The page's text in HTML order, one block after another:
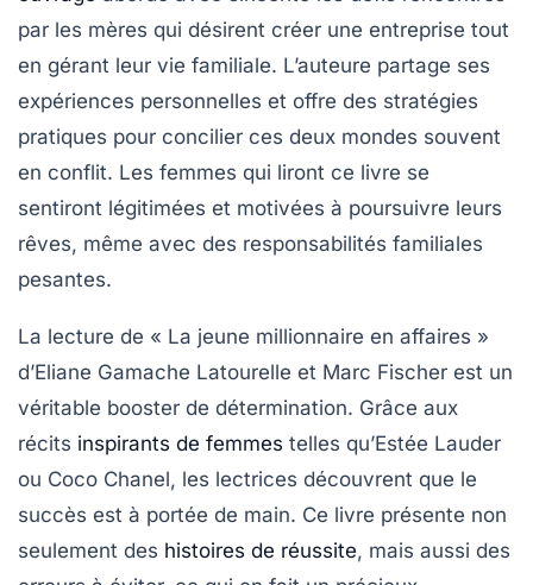
par les mères qui désirent créer une entreprise tout
en gérant leur vie familiale. L’auteure partage ses
expériences personnelles et offre des stratégies
pratiques pour concilier ces deux mondes souvent
en conflit. Les femmes qui liront ce livre se
sentiront légitimées et motivées à poursuivre leurs
rêves, même avec des responsabilités familiales
pesantes.
La lecture de « La jeune millionnaire en affaires »
d’Eliane Gamache Latourelle et Marc Fischer est un
véritable booster de détermination. Grâce aux
récits inspirants de femmes telles qu’Estée Lauder
ou Coco Chanel, les lectrices découvrent que le
succès est à portée de main. Ce livre présente non
seulement des histoires de réussite, mais aussi des